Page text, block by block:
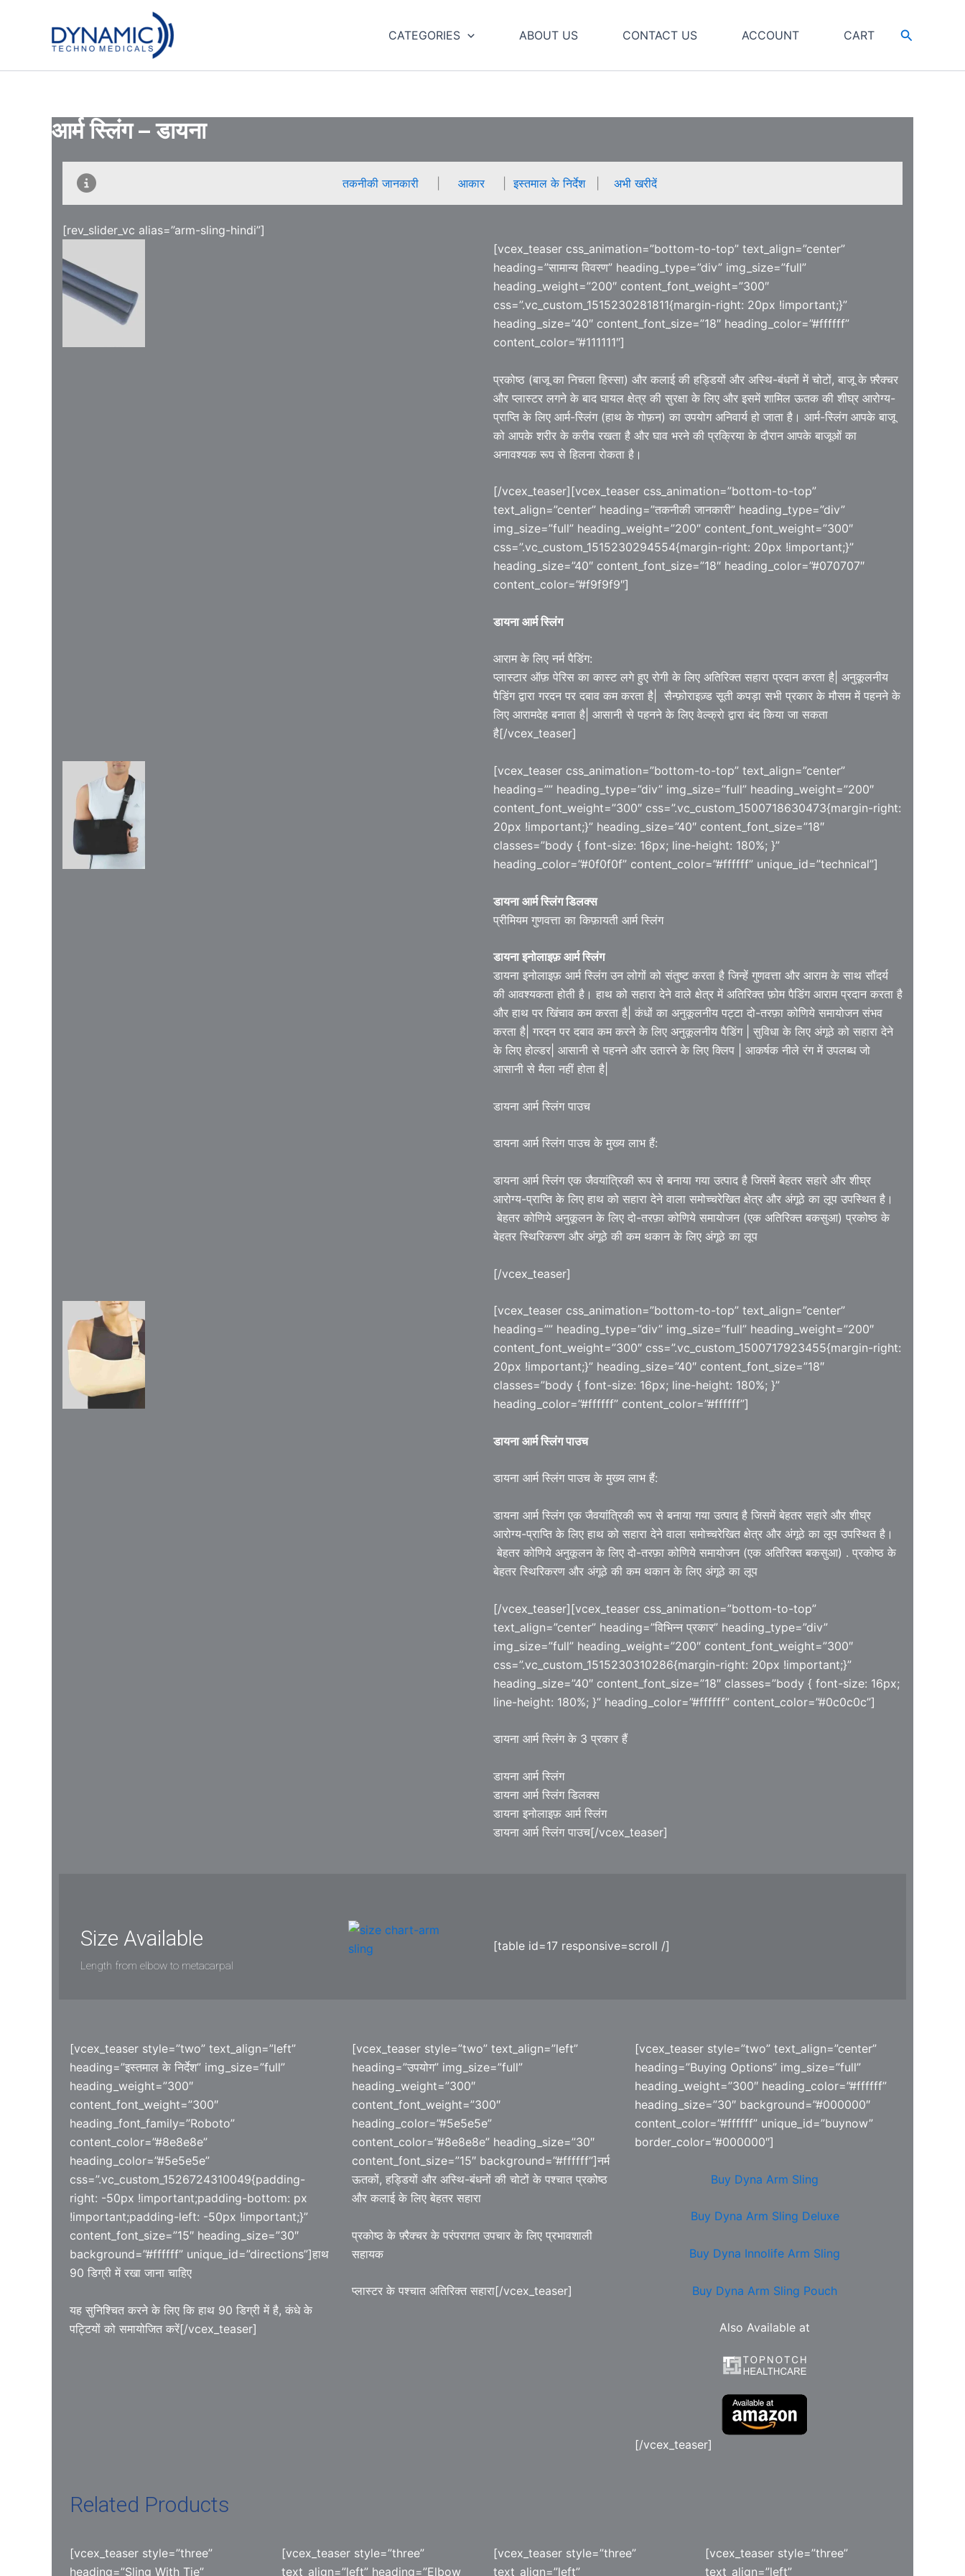
CATEGORIES ABOUT US CONTACT US ACCOUNT CART Search
आर्म स्लिंग – डायना
तकनीकी जानकारी आकार|इस्तमाल के निर्देश| अभी खरीदें
[rev_slider_vc alias=”arm-sling-hindi”]
[vcex_teaser css_animation=”bottom-to-top” text_align=”center”
heading=”सामान्य विवरण” heading_type=”div” img_size=”full”
heading_weight=”200″ content_font_weight=”300″
css=”.vc_custom_1515230281811{margin-right: 20px !important;}”
heading_size=”40″ content_font_size=”18″ heading_color=”#ffffff”
content_color=”#111111″]
प्रकोष्ठ (बाजू का निचला हिस्सा) और कलाई की हड्डियों और अस्थि-बंधनों में चोटों, बाजू के फ़्रैक्चर
और प्लास्टर लगने के बाद घायल क्षेत्र की सुरक्षा के लिए और इसमें शामिल ऊतक की शीघ्र आरोग्य-
प्राप्ति के लिए आर्म-स्लिंग (हाथ के गोफ़न) का उपयोग अनिवार्य हो जाता है। आर्म-स्लिंग आपके बाजू
को आपके शरीर के करीब रखता है और घाव भरने की प्रक्रिया के दौरान आपके बाजूओं का
अनावश्यक रूप से हिलना रोकता है।
[/vcex_teaser][vcex_teaser css_animation=”bottom-to-top”
text_align=”center” heading=”तकनीकी जानकारी” heading_type=”div”
img_size=”full” heading_weight=”200″ content_font_weight=”300″
css=”.vc_custom_1515230294554{margin-right: 20px !important;}”
heading_size=”40″ content_font_size=”18″ heading_color=”#070707″
content_color=”#f9f9f9″]
डायना आर्म स्लिंग
आराम के लिए नर्म पैडिंग:
प्लास्टार ऑफ़ पेरिस का कास्ट लगे हुए रोगी के लिए अतिरिक्त सहारा प्रदान करता है| अनुकूलनीय
पैडिंग द्वारा गरदन पर दबाव कम करता है| सैन्फ़ोराइज़्ड सूती कपड़ा सभी प्रकार के मौसम में पहनने के
लिए आरामदेह बनाता है| आसानी से पहनने के लिए वेल्क्रो द्वारा बंद किया जा सकता
है[/vcex_teaser]
[vcex_teaser css_animation=”bottom-to-top” text_align=”center”
heading=”” heading_type=”div” img_size=”full” heading_weight=”200″
content_font_weight=”300″ css=”.vc_custom_1500718630473{margin-right:
20px !important;}” heading_size=”40″ content_font_size=”18″
classes=”body { font-size: 16px; line-height: 180%; }”
heading_color=”#0f0f0f” content_color=”#ffffff” unique_id=”technical”]
डायना आर्म स्लिंग डिलक्स
प्रीमियम गुणवत्ता का किफ़ायती आर्म स्लिंग
डायना इनोलाइफ़ आर्म स्लिंग
डायना इनोलाइफ़ आर्म स्लिंग उन लोगों को संतुष्ट करता है जिन्हें गुणवत्ता और आराम के साथ सौंदर्य
की आवश्यकता होती है। हाथ को सहारा देने वाले क्षेत्र में अतिरिक्त फ़ोम पैडिंग आराम प्रदान करता है
और हाथ पर खिंचाव कम करता है| कंधों का अनुकूलनीय पट्टा दो-तरफ़ा कोणिये समायोजन संभव
करता है| गरदन पर दबाव कम करने के लिए अनुकूलनीय पैडिंग | सुविधा के लिए अंगूठे को सहारा देने
के लिए होल्डर| आसानी से पहनने और उतारने के लिए क्लिप | आकर्षक नीले रंग में उपलब्ध जो
आसानी से मैला नहीं होता है|
डायना आर्म स्लिंग पाउच
डायना आर्म स्लिंग पाउच के मुख्य लाभ हैं:
डायना आर्म स्लिंग एक जैवयांत्रिकी रूप से बनाया गया उत्पाद है जिसमें बेहतर सहारे और शीघ्र
आरोग्य-प्राप्ति के लिए हाथ को सहारा देने वाला समोच्चरेखित क्षेत्र और अंगूठे का लूप उपस्थित है।
बेहतर कोणिये अनुकूलन के लिए दो-तरफ़ा कोणिये समायोजन (एक अतिरिक्त बकसुआ) प्रकोष्ठ के
बेहतर स्थिरिकरण और अंगूठे की कम थकान के लिए अंगूठे का लूप
[/vcex_teaser]
[vcex_teaser css_animation=”bottom-to-top” text_align=”center”
heading=”” heading_type=”div” img_size=”full” heading_weight=”200″
content_font_weight=”300″ css=”.vc_custom_1500717923455{margin-right:
20px !important;}” heading_size=”40″ content_font_size=”18″
classes=”body { font-size: 16px; line-height: 180%; }”
heading_color=”#ffffff” content_color=”#ffffff”]
डायना आर्म स्लिंग पाउच
डायना आर्म स्लिंग पाउच के मुख्य लाभ हैं:
डायना आर्म स्लिंग एक जैवयांत्रिकी रूप से बनाया गया उत्पाद है जिसमें बेहतर सहारे और शीघ्र
आरोग्य-प्राप्ति के लिए हाथ को सहारा देने वाला समोच्चरेखित क्षेत्र और अंगूठे का लूप उपस्थित है।
बेहतर कोणिये अनुकूलन के लिए दो-तरफ़ा कोणिये समायोजन (एक अतिरिक्त बकसुआ) . प्रकोष्ठ के
बेहतर स्थिरिकरण और अंगूठे की कम थकान के लिए अंगूठे का लूप
[/vcex_teaser][vcex_teaser css_animation=”bottom-to-top”
text_align=”center” heading=”विभिन्न प्रकार” heading_type=”div”
img_size=”full” heading_weight=”200″ content_font_weight=”300″
css=”.vc_custom_1515230310286{margin-right: 20px !important;}”
heading_size=”40″ content_font_size=”18″ classes=”body { font-size: 16px;
line-height: 180%; }” heading_color=”#ffffff” content_color=”#0c0c0c”]
डायना आर्म स्लिंग के 3 प्रकार हैं
डायना आर्म स्लिंग
डायना आर्म स्लिंग डिलक्स
डायना इनोलाइफ़ आर्म स्लिंग
डायना आर्म स्लिंग पाउच[/vcex_teaser]
Size Available
Length from elbow to metacarpal
[table id=17 responsive=scroll /]
[vcex_teaser style=”two” text_align=”left”
heading=”इस्तमाल के निर्देश” img_size=”full”
heading_weight=”300″
content_font_weight=”300″
heading_font_family=”Roboto”
content_color=”#8e8e8e”
heading_color=”#5e5e5e”
css=”.vc_custom_1526724310049{padding-
right: -50px !important;padding-bottom: px
!important;padding-left: -50px !important;}”
content_font_size=”15″ heading_size=”30″
background=”#ffffff” unique_id=”directions”]हाथ
90 डिग्री में रखा जाना चाहिए
यह सुनिश्चित करने के लिए कि हाथ 90 डिग्री में है, कंधे के
पट्टियों को समायोजित करें[/vcex_teaser]
[vcex_teaser style=”two” text_align=”left”
heading=”उपयोग” img_size=”full”
heading_weight=”300″
content_font_weight=”300″
heading_color=”#5e5e5e”
content_color=”#8e8e8e” heading_size=”30″
content_font_size=”15″ background=”#ffffff”]नर्म
ऊतकों, हड्डियों और अस्थि-बंधनों की चोटों के पश्चात प्रकोष्ठ
और कलाई के लिए बेहतर सहारा
प्रकोष्ठ के फ़्रैक्चर के परंपरागत उपचार के लिए प्रभावशाली
सहायक
प्लास्टर के पश्चात अतिरिक्त सहारा[/vcex_teaser]
[vcex_teaser style=”two” text_align=”center”
heading=”Buying Options” img_size=”full”
heading_weight=”300″ heading_color=”#ffffff”
heading_size=”30″ background=”#000000″
content_color=”#ffffff” unique_id=”buynow”
border_color=”#000000″]
Buy Dyna Arm Sling
Buy Dyna Arm Sling Deluxe
Buy Dyna Innolife Arm Sling
Buy Dyna Arm Sling Pouch
Also Available at
[/vcex_teaser]
Related Products
[vcex_teaser style=”three”
heading=”Sling With Tie”
[vcex_teaser style=”three”
text_align=”left” heading=”Elbow
[vcex_teaser style=”three”
text_align=”left”
[vcex_teaser style=”three”
text_align=”left”